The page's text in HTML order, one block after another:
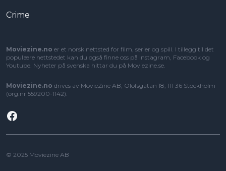
Crime
Moviezine.no er et norsk nettsted for film, serier og spill. I tillegg til det
populære nettstedet kan du også finne oss på Instagram, Facebook og
Youtube. Nyheter på svenska hittar du på Moviezine.se
Moviezine.no drives av MovieZine AB, Olofsgatan 18, 111 36 Stockholm
(org.nr 559200-1142).
Facebook
© 2025 Moviezine AB